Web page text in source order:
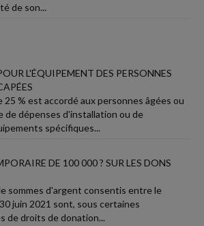
de son...
L'ÉQUIPEMENT DES PERSONNES
% est accordé aux personnes âgées ou
de dépenses d'installation ou de
spécifiques...
DE 100 000 ? SUR LES DONS
sommes d'argent consentis entre le
juin 2021 sont, sous certaines
de droits de donation...